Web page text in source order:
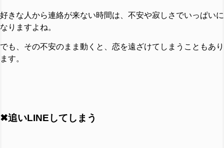
好きな人から連絡が来ない時間は、不安や寂しさでいっぱいに
なりますよね。
でも、その不安のまま動くと、恋を遠ざけてしまうこともあり
ます。
✖追いLINEしてしまう